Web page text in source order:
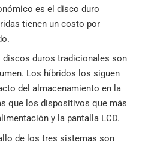
es el disco duro
tienen un costo por
discos duros tradicionales son
Los híbridos los siguen
del almacenamiento en la
que los dispositivos que más
y la pantalla LCD.
de los tres sistemas son